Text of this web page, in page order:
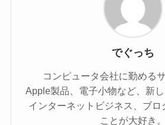
でぐっち
コンピュータ会社に勤める
Apple製品、電子小物など、新し
インターネットビジネス、ブロ
ことが大好き。